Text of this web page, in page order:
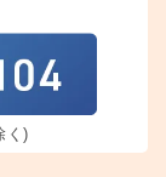
く)